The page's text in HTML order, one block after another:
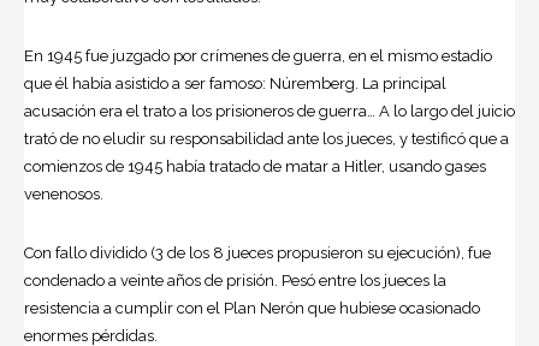
En 1945 fue juzgado por crímenes de guerra, en el mismo estadio
que él había asistido a ser famoso: Núremberg. La principal
acusación era el trato a los prisioneros de guerra… A lo largo del juicio
trató de no eludir su responsabilidad ante los jueces, y testificó que a
comienzos de 1945 había tratado de matar a Hitler, usando gases
venenosos.
Con fallo dividido (3 de los 8 jueces propusieron su ejecución), fue
condenado a veinte años de prisión. Pesó entre los jueces la
resistencia a cumplir con el Plan Nerón que hubiese ocasionado
enormes pérdidas.